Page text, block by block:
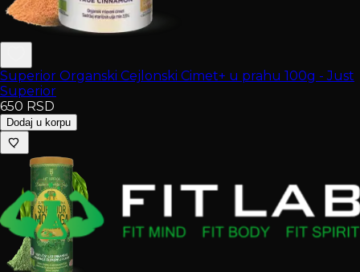
Superior Organski Cejlonski Cimet+ u prahu 100g - Just
Superior
650 RSD
Dodaj u korpu